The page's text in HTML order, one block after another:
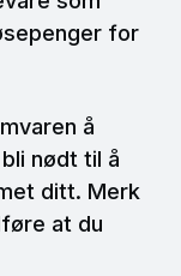
for
å
nødt til å
ditt. Merk
at du